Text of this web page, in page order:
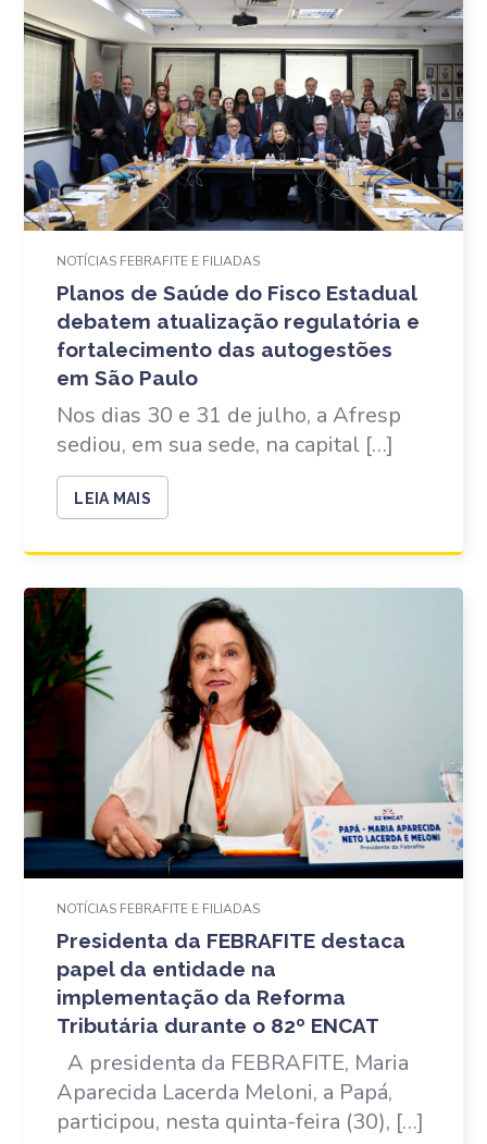
NOTÍCIAS FEBRAFITE E FILIADAS
Planos de Saúde do Fisco Estadual
debatem atualização regulatória e
fortalecimento das autogestões
em São Paulo
Nos dias 30 e 31 de julho, a Afresp
sediou, em sua sede, na capital […]
LEIA MAIS
NOTÍCIAS FEBRAFITE E FILIADAS
Presidenta da FEBRAFITE destaca
papel da entidade na
implementação da Reforma
Tributária durante o 82º ENCAT
A presidenta da FEBRAFITE, Maria
Aparecida Lacerda Meloni, a Papá,
participou, nesta quinta-feira (30), […]